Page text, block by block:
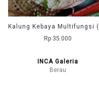
Rp 35.000
INCA Galeria
Berau